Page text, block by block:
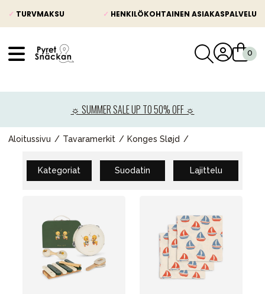
✓ TURVMAKSU ✓ HENKILÖKOHTAINEN ASIAKASPALVELU
☼ SUMMER SALE UP TO 50% OFF ☼
Aloitussivu Tavaramerkit Konges Sløjd
Kategoriat Suodatin Lajittelu
Lastenvaunut
Lasten turvaistuimet
Vauvan paketti
Lapsi & vauva
Huonekalut & vuodevaatteet
Tarvikkeet